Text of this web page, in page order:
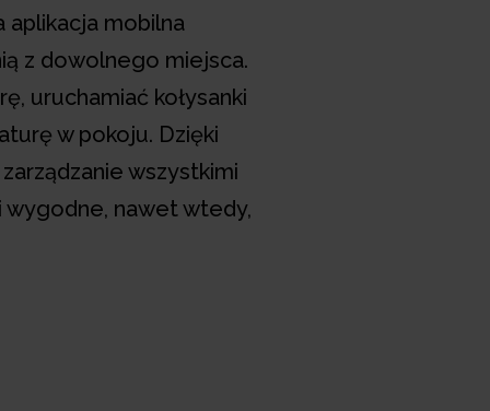
Niania z
detekcją
niani z IR
mobilna
z dowolnego miejsca.
uruchamiać kołysanki
w pokoju. Dzięki
wszystkimi
wygodne, nawet wtedy,